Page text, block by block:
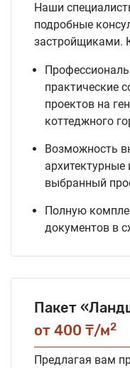
Наши
подробные
застройщиками.
практические
проектов на
коттеджного
Возможность
выбранный
Полную
документов в
Пакет
от 400 ₸/м2
Предлагая вам